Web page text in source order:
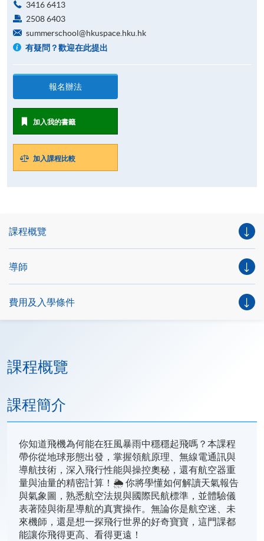
3416 6413
2508 6403
summerschool@hkuspace.hku.hk
有疑問？歡迎在此提出
報名辦法
加入我的書籤
加入課程比較
課程概覽
導師
費用及入學條件
課程概覽
課程簡介
你知道飛機為何能在狂風暴雨中穩穩起飛嗎？本課程
帶你從地球形態出發，掌握領航原理、無線電通訊與
導航技術，深入飛行性能與操控奧秘，還有航空器重
量與油量的精密計算！🌦️ 你將學懂如何解讀天氣報告
與氣象圖，熟悉航空法規與國際民航標準，並體驗儀
表著陸與衛星導航的真實操作。無論你是航空迷、未
來機師，還是想一探飛行世界的好奇寶寶，這門課都
能讓你飛得更高、看得更遠！